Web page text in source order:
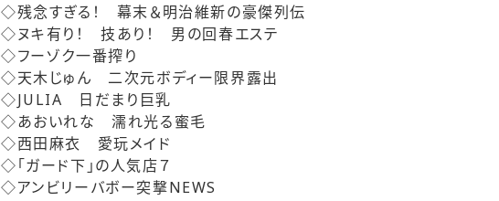
◇残念すぎる！ 幕末＆明治維新の豪傑列伝
◇ヌキ有り！ 技あり！ 男の回春エステ
◇フーゾク一番搾り
◇天木じゅん 二次元ボディー限界露出
◇JULIA 日だまり巨乳
◇あおいれな 濡れ光る蜜毛
◇西田麻衣 愛玩メイド
◇「ガード下」の人気店７
◇アンビリーバボー突撃NEWS